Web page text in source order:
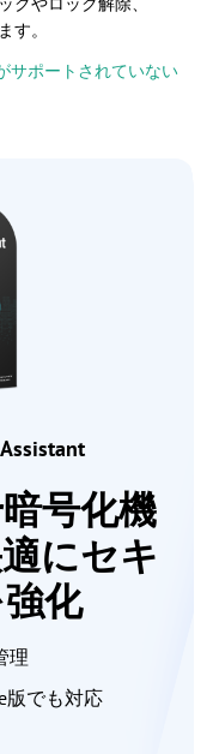
す。
サポートされていない
号化機
にセキ
化
理
版でも対応